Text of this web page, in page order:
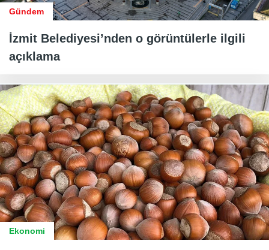
Gündem
İzmit Belediyesi’nden o görüntülerle ilgili
açıklama
Ekonomi